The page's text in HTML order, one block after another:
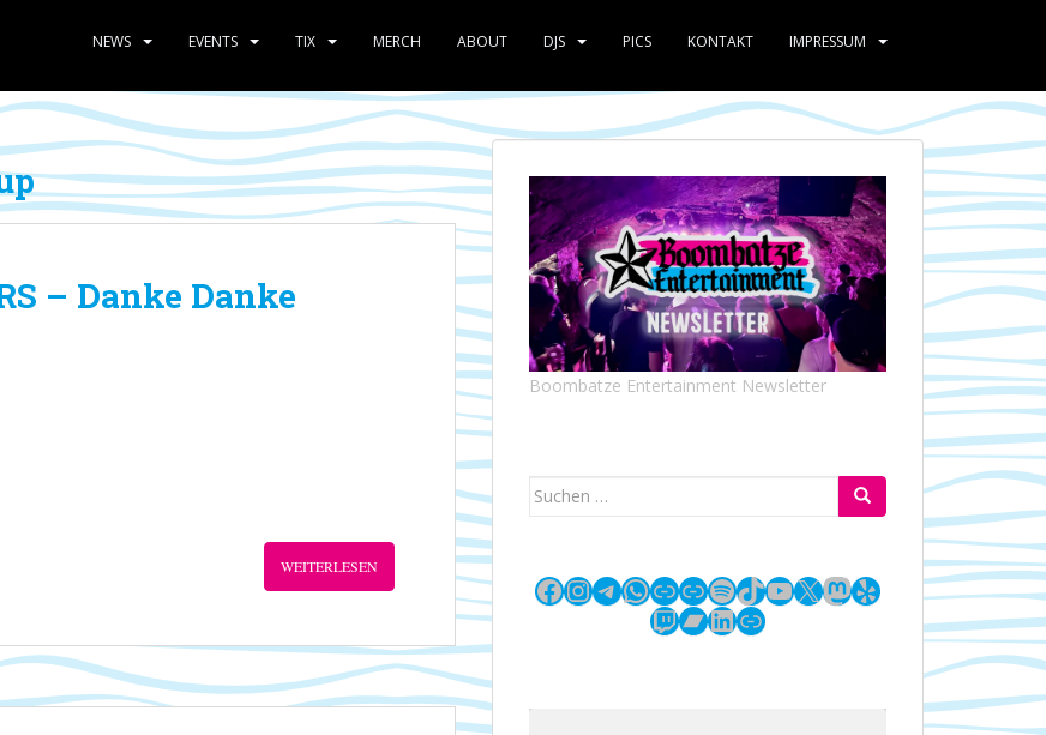
NEWS EVENTS TIX MERCH ABOUT DJS PICS KONTAKT IMPRESSUM
– Danke Danke
WEITERLESEN
Boombatze Entertainment Newsletter
Suchen
Facebook
Instagram
Telegram
WhatsApp
LinkLinkSpotify
TikTok
YouTube
X Mastodon
Yelp
Twitch
Bandcamp
LinkedIn
Link